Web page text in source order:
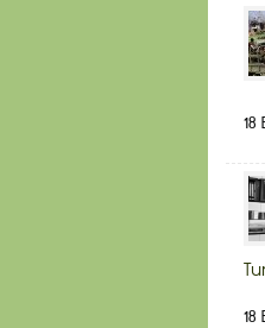
18
18